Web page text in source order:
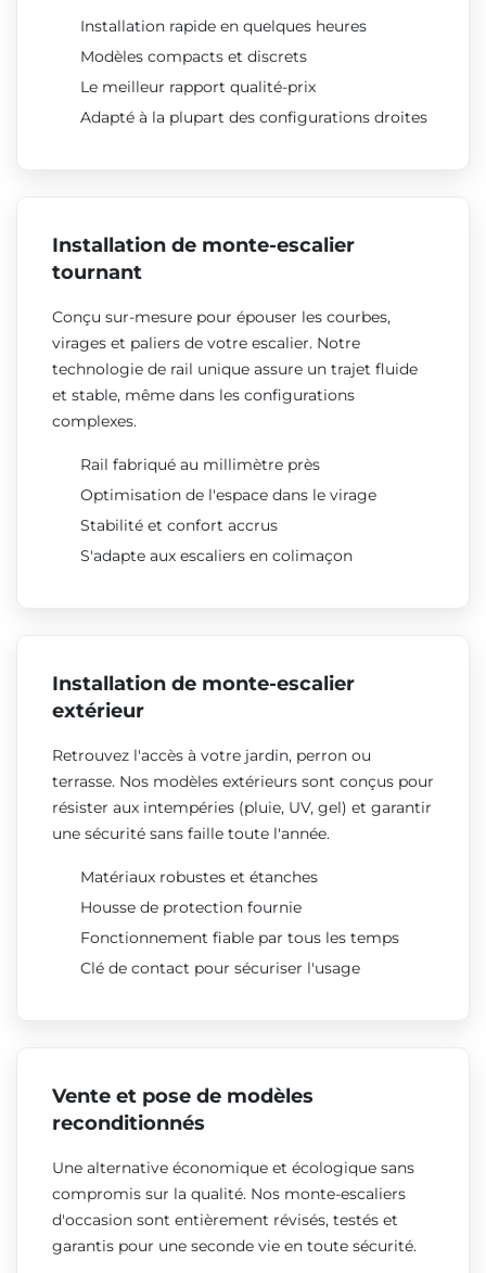
Installation rapide en quelques heures
Modèles compacts et discrets
Le meilleur rapport qualité-prix
Adapté à la plupart des configurations droites
Installation de monte-escalier
tournant
Conçu sur-mesure pour épouser les courbes,
virages et paliers de votre escalier. Notre
technologie de rail unique assure un trajet fluide
et stable, même dans les configurations
complexes.
Rail fabriqué au millimètre près
Optimisation de l'espace dans le virage
Stabilité et confort accrus
S'adapte aux escaliers en colimaçon
Installation de monte-escalier
extérieur
Retrouvez l'accès à votre jardin, perron ou
terrasse. Nos modèles extérieurs sont conçus pour
résister aux intempéries (pluie, UV, gel) et garantir
une sécurité sans faille toute l'année.
Matériaux robustes et étanches
Housse de protection fournie
Fonctionnement fiable par tous les temps
Clé de contact pour sécuriser l'usage
Vente et pose de modèles
reconditionnés
Une alternative économique et écologique sans
compromis sur la qualité. Nos monte-escaliers
d'occasion sont entièrement révisés, testés et
garantis pour une seconde vie en toute sécurité.